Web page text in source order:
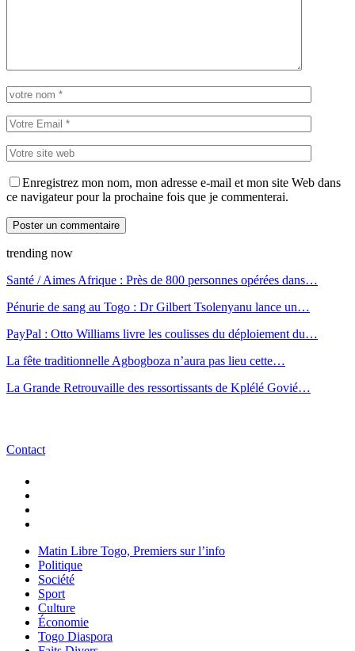
Enregistrez mon nom, mon adresse e-mail et mon site Web dans
ce navigateur pour la prochaine fois que je commenterai.
trending now
Santé / Aimes Afrique : Près de 800 personnes opérées dans…
Pénurie de sang au Togo : Dr Gilbert Tsolenyanu lance un…
PayPal : Otto Williams livre les coulisses du déploiement du…
La fête traditionnelle Agbogboza n’aura pas lieu cette…
La Grande Retrouvaille des ressortissants de Kplélé Govié…
Contact
Matin Libre Togo, Premiers sur l’info
Politique
Société
Sport
Culture
Économie
Togo Diaspora